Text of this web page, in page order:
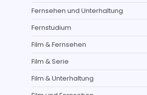
Fernsehen und Unterhaltung
Fernstudium
Film & Fernsehen
Film & Serie
Film & Unterhaltung